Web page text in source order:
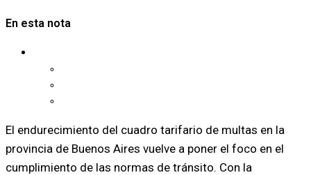
En esta nota
El endurecimiento del cuadro tarifario de multas en la
provincia de Buenos Aires vuelve a poner el foco en el
cumplimiento de las normas de tránsito. Con la